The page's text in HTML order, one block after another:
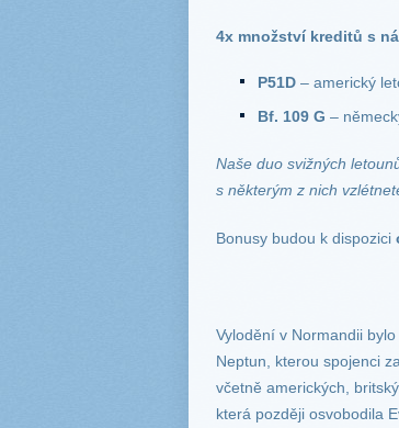
4x množství kreditů s
P51D – americký
Bf. 109 G –
Naše duo svižných
s některým z nich
Bonusy budou k dispozici
Vylodění v Normandii
Neptun, kterou spojenci
včetně amerických,
která později osvobodila